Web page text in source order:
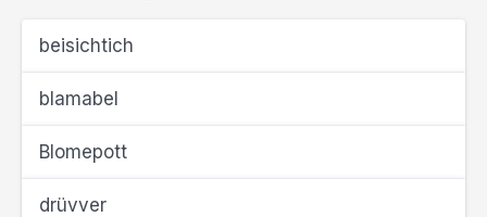
beisichtich
blamabel
Blomepott
drüvver